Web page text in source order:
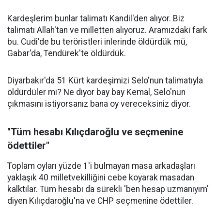
Kardeşlerim bunlar talimatı Kandil'den alıyor. Biz
talimatı Allah'tan ve milletten alıyoruz. Aramızdaki fark
bu. Cudi'de bu teröristleri inlerinde öldürdük mü,
Gabar'da, Tendürek'te öldürdük.
Diyarbakır'da 51 Kürt kardeşimizi Selo'nun talimatıyla
öldürdüler mi? Ne diyor bay bay Kemal, Selo'nun
çıkmasını istiyorsanız bana oy vereceksiniz diyor.
"Tüm hesabı Kılıçdaroğlu ve seçmenine
ödettiler"
Toplam oyları yüzde 1'i bulmayan masa arkadaşları
yaklaşık 40 milletvekilliğini cebe koyarak masadan
kalktılar. Tüm hesabı da sürekli 'ben hesap uzmanıyım'
diyen Kılıçdaroğlu'na ve CHP seçmenine ödettiler.